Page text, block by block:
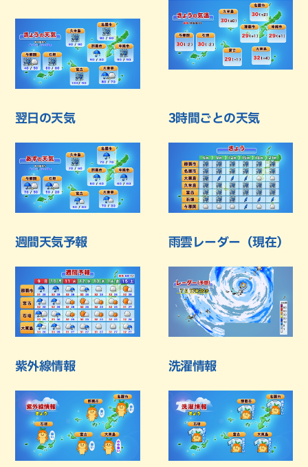
翌日の天気 3時間ごとの天気
週間天気予報 雨雲レーダー（現在）
紫外線情報 洗濯情報